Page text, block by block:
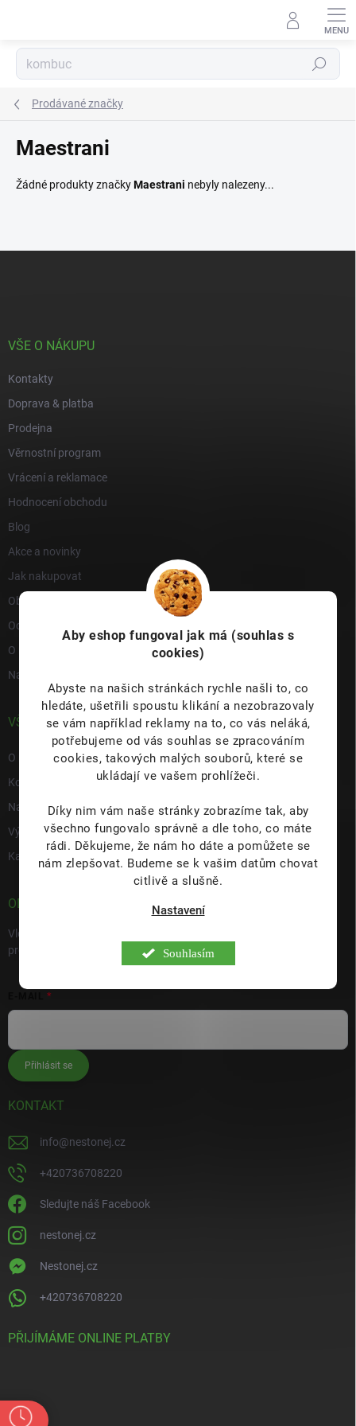
Aby eshop fungoval jak má (souhlas s
cookies)
Abyste na našich stránkách rychle našli to, co
hledáte, ušetřili spoustu klikání a nezobrazovaly
se vám například reklamy na to, co vás neláká,
potřebujeme od vás souhlas se zpracováním
cookies, takových malých souborů, které se
ukládají ve vašem prohlížeči.
Díky nim vám naše stránky zobrazíme tak, aby
všechno fungovalo správně a dle toho, co máte
rádi. Děkujeme, že nám ho dáte a pomůžete se
nám zlepšovat. Budeme se k vašim datům chovat
citlivě a slušně.
Nastavení
Souhlasím
Hledat
Prodávané značky
Maestrani
Žádné produkty značkyMaestrani nebyly nalezeny...
VŠE O NÁKUPU
Kontakty
Doprava & platba
Prodejna
Věrnostní program
Vrácení a reklamace
Hodnocení obchodu
Blog
Akce a novinky
Jak nakupovat
Obchodní podmínky
Ochrana osobních údajů
O nás
Napište nám
VŠE O NÁS
O nás
Kontakty
Napište nám
Výdejní místo s prodejnou Hulín
Kariéra
ODEBÍRAT NEWSLETTER
Vložte svůj e-mail a my vám budeme zasílat informace o nových
produktech na našem e-shopu.
Přihlásit se
KONTAKT
info@nestonej.cz
+420736708220
Sledujte náš Facebook
nestonej.cz
Nestonej.cz
+420736708220
PŘIJÍMÁME ONLINE PLATBY